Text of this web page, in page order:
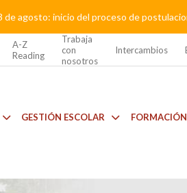
de agosto: inicio del proceso de
A-Z
Reading
Trabaja
con
nosotros
Intercambios
GESTIÓN ESCOLAR FORMACIÓN